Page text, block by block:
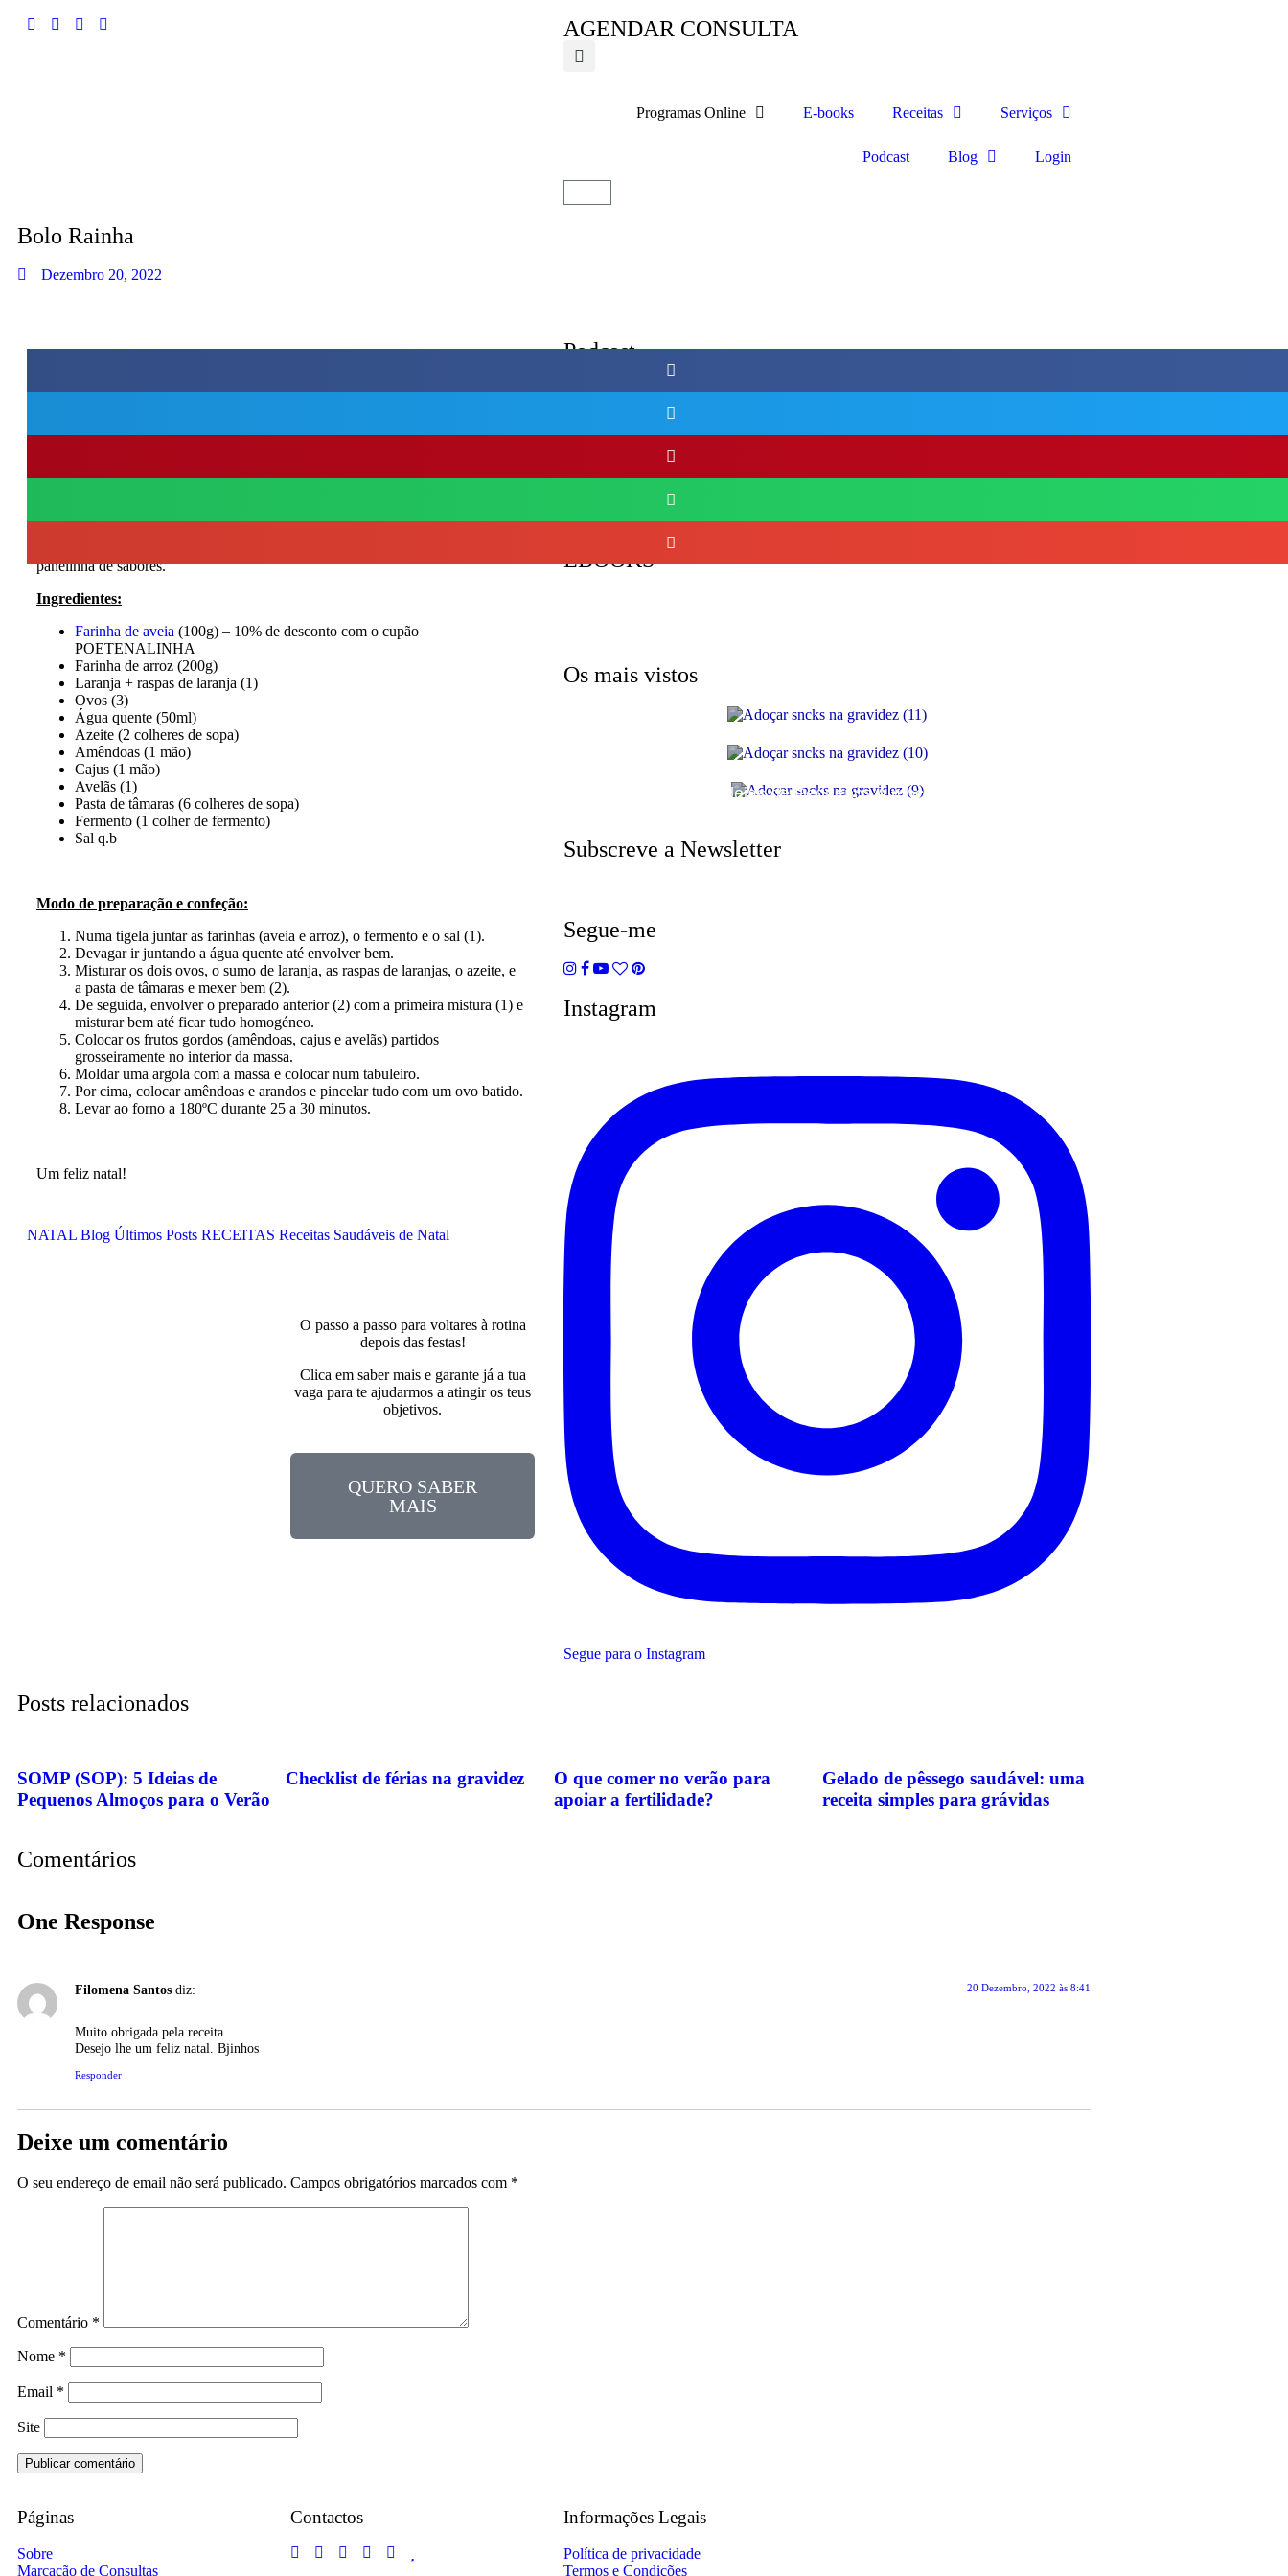
AGENDAR CONSULTA
Programas Online E-books Receitas Serviços
Podcast Blog Login
Bolo Rainha
Dezembro 20, 2022
Não aprecio bolo rei, mas sim bolo rainha, e por isso mesmo se não quiserem
panelinha de sabores.
Ingredientes:
Farinha de aveia (100g) – 10% de desconto com o cupão
POETENALINHA
Farinha de arroz (200g)
Laranja + raspas de laranja (1)
Ovos (3)
Água quente (50ml)
Azeite (2 colheres de sopa)
Amêndoas (1 mão)
Cajus (1 mão)
Avelãs (1)
Pasta de tâmaras (6 colheres de sopa)
Fermento (1 colher de fermento)
Sal q.b
Modo de preparação e confeção:
Numa tigela juntar as farinhas (aveia e arroz), o fermento e o sal (1).
Devagar ir juntando a água quente até envolver bem.
Misturar os dois ovos, o sumo de laranja, as raspas de laranjas, o azeite, e
a pasta de tâmaras e mexer bem (2).
De seguida, envolver o preparado anterior (2) com a primeira mistura (1) e
misturar bem até ficar tudo homogéneo.
Colocar os frutos gordos (amêndoas, cajus e avelãs) partidos
grosseiramente no interior da massa.
Moldar uma argola com a massa e colocar num tabuleiro.
Por cima, colocar amêndoas e arandos e pincelar tudo com um ovo batido.
Levar ao forno a 180ºC durante 25 a 30 minutos.
Um feliz natal!
NATAL Blog Últimos Posts RECEITAS Receitas Saudáveis de Natal
O passo a passo para voltares à rotina
depois das festas!
Clica em saber mais e garante já a tua
vaga para te ajudarmos a atingir os teus
objetivos.
QUERO SABER
MAIS
Podcast
TESTEMUNHOS
EBOOKS
Os mais vistos
SOMP (SOP): 5 Ideias de Pequenos Almoços para o Verão
Subscreve a Newsletter
Segue-me
Instagram
Segue para o Instagram
Posts relacionados
SOMP (SOP): 5 Ideias de
Pequenos Almoços para o Verão
Checklist de férias na gravidez
O que comer no verão para
apoiar a fertilidade?
Gelado de pêssego saudável: uma
receita simples para grávidas
Comentários
One Response
Filomena Santos diz: 20 Dezembro, 2022 às 8:41
Muito obrigada pela receita.
Desejo lhe um feliz natal. Bjinhos
Responder
Deixe um comentário
O seu endereço de email não será publicado. Campos obrigatórios marcados com *
Comentário *
Nome *
Email *
Site
Páginas
Sobre
Marcação de Consultas
Contactos Informações Legais
Política de privacidade
Termos e Condições